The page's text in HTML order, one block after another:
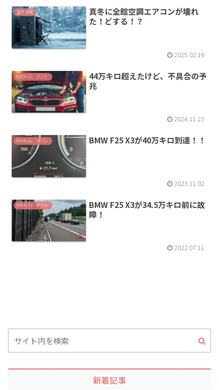
注文住宅
真冬に全館空調エアコンが壊れ
た！どする！？
2025.02.16
BMW X3 （F25）
44万キロ超えたけど、不具合の予
兆
2024.11.23
BMW X3 （F25） BMW F25 X3が40万キロ到達！！
2023.11.02
BMW X3 （F25）
BMW F25 X3が34.5万キロ前に故
障！
2022.07.11
新着記事